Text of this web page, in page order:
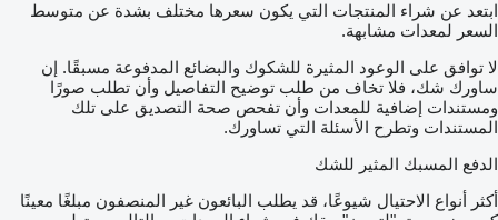
ابتعد عن شراء المنتجات التي يكون سعرها مختلف بشدة عن متوسط
السعر لمعدات مشابهة.
لا توافق على الوعود المثيرة للشكوك والبضائع المدفوعة مسبقًا. إن
ساورك شك، فلا تخاف من طلب توضيح التفاصيل وأن تطلب صورًا
ومستندات إضافية للمعدات وأن تفحص صحة التصديق على تلك
المستندات وتطرح الأسئلة التي تساورك.
الدفع المسبك المثير للشك
أكثر أنواع الاحتيال شيوعًا، قد يطلب البائعون غير المنصفون مبلغًا معينًا